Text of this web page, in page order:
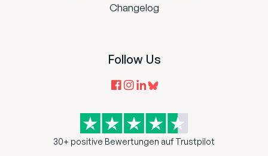
Changelog
Follow Us
30+ positive Bewertungen auf Trustpilot